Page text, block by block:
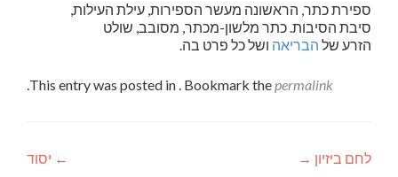
ספירתכתר, הראשונה מעשר הספירות, עילת העילות,
סיבת הסיבות.כתר מלשון-מכתר, מסובב, שולט
הזרע של הבריאה ושל כל פרט בה.
This entry was posted in . Bookmark thepermalink
.
← יסוד לחם ביזיון →